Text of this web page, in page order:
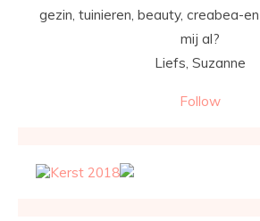
gezin, tuinieren, beauty, creabea-
mij al?
Liefs, Suzanne
Follow